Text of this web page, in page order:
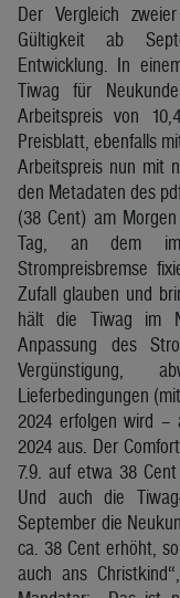
Der Vergleich
Gültigkeit ab
Entwicklung. In
Tiwag für
Arbeitspreis von
Preisblatt, ebenfalls
Arbeitspreis nun mit
den Metadaten des
(38 Cent) am
Tag, an dem
Strompreisbremse
Zufall glauben und
hält die Tiwag im
Anpassung des
Vergünstigung,
Lieferbedingungen
2024 erfolgen wird –
2024 aus. Der
7.9. auf etwa 38
Und auch die
September die
ca. 38 Cent erhöht,
auch ans